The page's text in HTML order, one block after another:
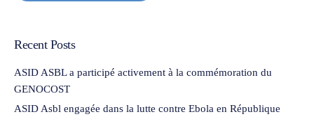
Recent Posts
ASID ASBL a participé activement à la commémoration du
GENOCOST
ASID Asbl engagée dans la lutte contre Ebola en République